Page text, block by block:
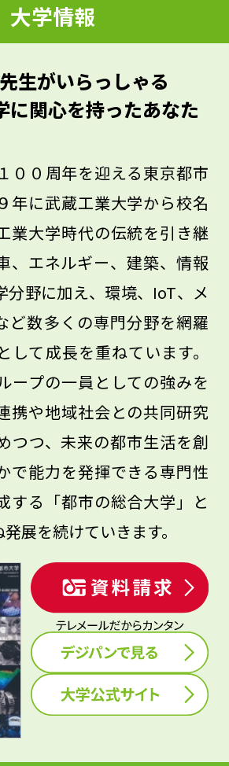
にはなりません。自分だけ
を作ることを楽しむ心が必
持っている人が、将来、い
す。そういう人は、大学卒
ってからも、新しいものを
れると思います。人のまね
いものを作る楽しみを持っ
来てほしいです。
大学情報
生がいらっしゃる
に関心を持ったあなた
００周年を迎える東京都市
年に武蔵工業大学から校名
業大学時代の伝統を引き継
、エネルギー、建築、情報
分野に加え、環境、IoT、メ
ど数多くの専門分野を網羅
して成長を重ねています。
ープの一員としての強みを
携や地域社会との共同研究
つつ、未来の都市生活を創
で能力を発揮できる専門性
する「都市の総合大学」と
展を続けていきます。